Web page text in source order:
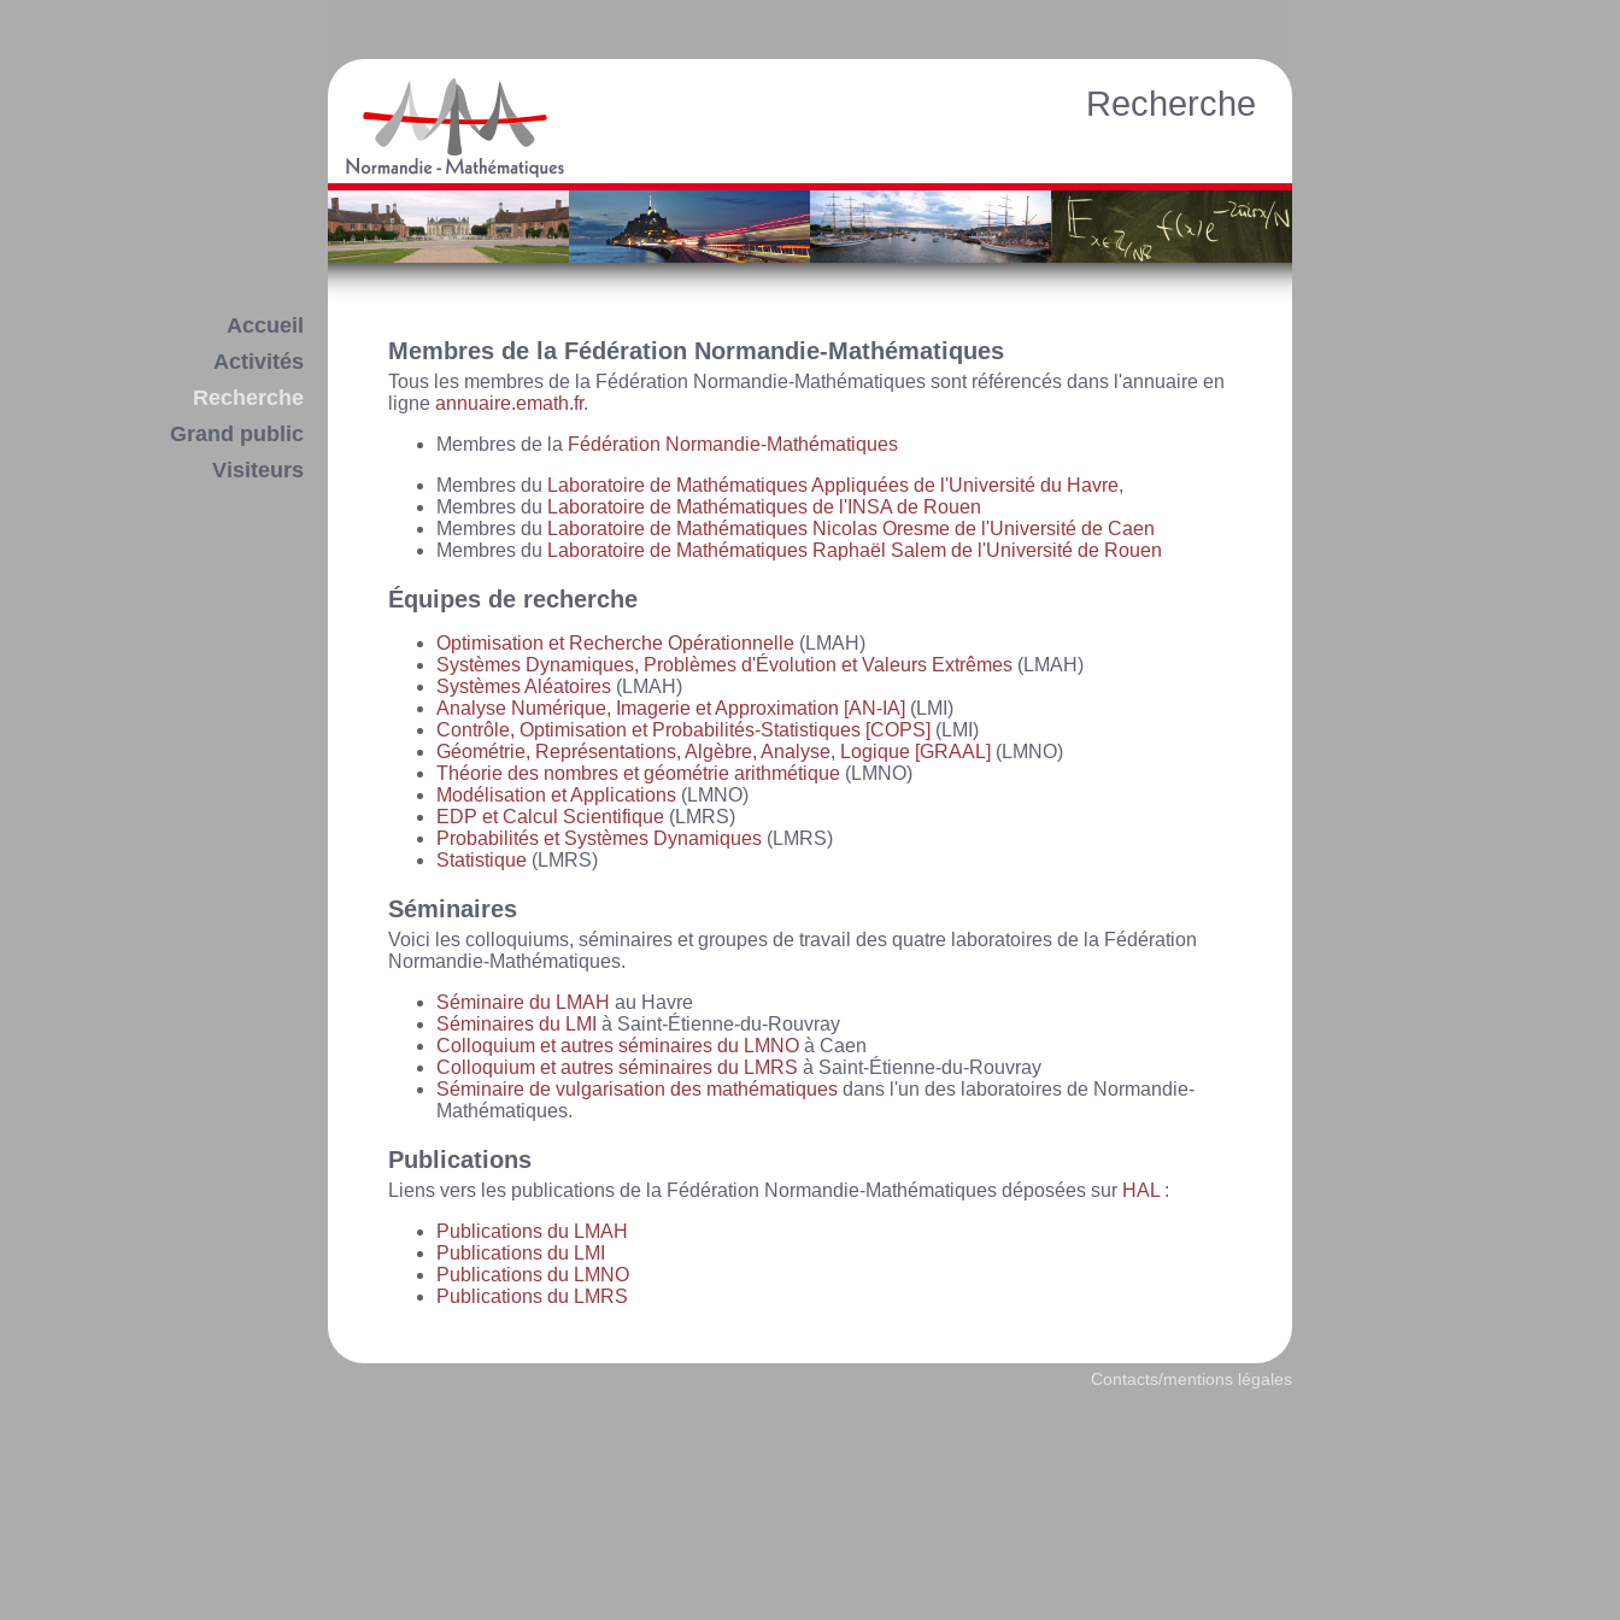
Recherche
Accueil
Activités
Recherche
Grand public
Visiteurs
Membres de la Fédération Normandie-Mathématiques
Tous les membres de la Fédération Normandie-Mathématiques sont référencés dans l'annuaire en
ligne annuaire.emath.fr.
Membres de la Fédération Normandie-Mathématiques
Membres du Laboratoire de Mathématiques Appliquées de l'Université du Havre,
Membres du Laboratoire de Mathématiques de l'INSA de Rouen
Membres du Laboratoire de Mathématiques Nicolas Oresme de l'Université de Caen
Membres du Laboratoire de Mathématiques Raphaël Salem de l'Université de Rouen
Équipes de recherche
Optimisation et Recherche Opérationnelle (LMAH)
Systèmes Dynamiques, Problèmes d'Évolution et Valeurs Extrêmes (LMAH)
Systèmes Aléatoires (LMAH)
Analyse Numérique, Imagerie et Approximation [AN-IA] (LMI)
Contrôle, Optimisation et Probabilités-Statistiques [COPS] (LMI)
Géométrie, Représentations, Algèbre, Analyse, Logique [GRAAL] (LMNO)
Théorie des nombres et géométrie arithmétique (LMNO)
Modélisation et Applications (LMNO)
EDP et Calcul Scientifique (LMRS)
Probabilités et Systèmes Dynamiques (LMRS)
Statistique (LMRS)
Séminaires
Voici les colloquiums, séminaires et groupes de travail des quatre laboratoires de la Fédération
Normandie-Mathématiques.
Séminaire du LMAH au Havre
Séminaires du LMI à Saint-Étienne-du-Rouvray
Colloquium et autres séminaires du LMNO à Caen
Colloquium et autres séminaires du LMRS à Saint-Étienne-du-Rouvray
Séminaire de vulgarisation des mathématiques dans l'un des laboratoires de Normandie-
Mathématiques.
Publications
Liens vers les publications de la Fédération Normandie-Mathématiques déposées sur HAL :
Publications du LMAH
Publications du LMI
Publications du LMNO
Publications du LMRS
Contacts/mentions légales